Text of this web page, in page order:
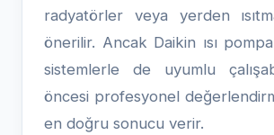
radyatörler veya yerden
önerilir. Ancak Daikin ısı
sistemlerle de uyumlu
öncesi profesyonel
en doğru sonucu verir.